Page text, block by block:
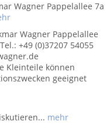
Wagner Pappelallee 7a
Wagner Pappelallee
+49 (0)37207 54055
Kleinteile können
geeignet
mehr